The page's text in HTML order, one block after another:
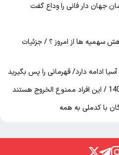
جهان دار فانی را وداع گفت
سهمیه ها از امروز ؟ / جزئیات
ادامه دارد/ قهرمانی را پس بگیرید